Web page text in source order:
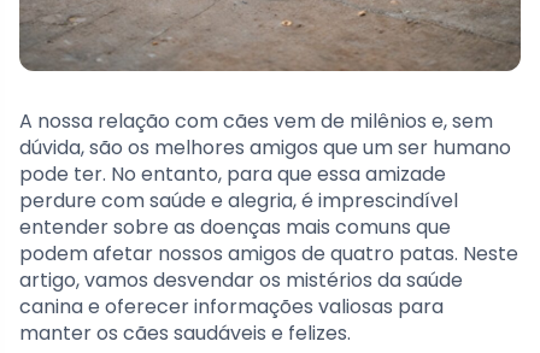
A nossa relação com cães vem de milênios e, sem
dúvida, são os melhores amigos que um ser humano
pode ter. No entanto, para que essa amizade
perdure com saúde e alegria, é imprescindível
entender sobre as doenças mais comuns que
podem afetar nossos amigos de quatro patas. Neste
artigo, vamos desvendar os mistérios da saúde
canina e oferecer informações valiosas para
manter os cães saudáveis e felizes.